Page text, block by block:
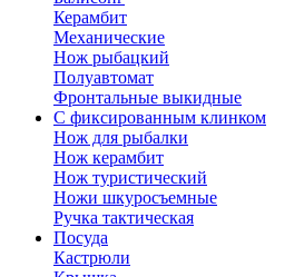
Керамбит
Механические
Нож рыбацкий
Полуавтомат
Фронтальные выкидные
С фиксированным клинком
Нож для рыбалки
Нож керамбит
Нож туристический
Ножи шкуросъемные
Ручка тактическая
Посуда
Кастрюли